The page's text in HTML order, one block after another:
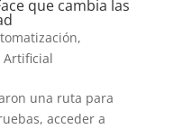
que cambia las
,
Artificial
una ruta para
acceder a